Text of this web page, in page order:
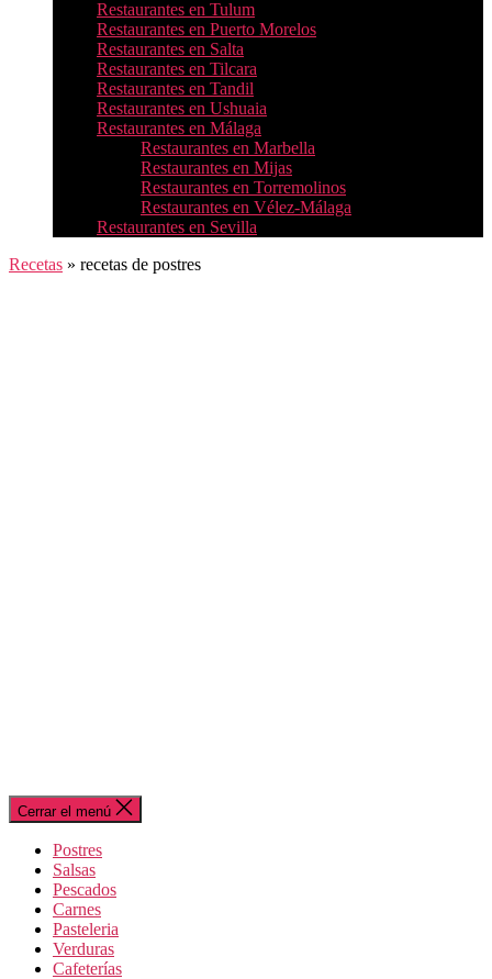
Restaurantes en Tulum
Restaurantes en Puerto Morelos
Restaurantes en Salta
Restaurantes en Tilcara
Restaurantes en Tandil
Restaurantes en Ushuaia
Restaurantes en Málaga
Restaurantes en Marbella
Restaurantes en Mijas
Restaurantes en Torremolinos
Restaurantes en Vélez-Málaga
Restaurantes en Sevilla
Recetas » recetas de postres
Cerrar el menú
Postres
Salsas
Pescados
Carnes
Pasteleria
Verduras
Cafeterías